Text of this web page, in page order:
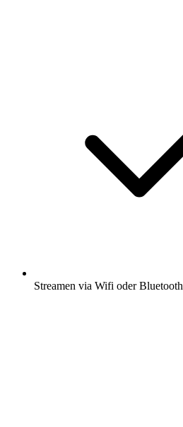
Streamen via Wifi oder Bluetooth